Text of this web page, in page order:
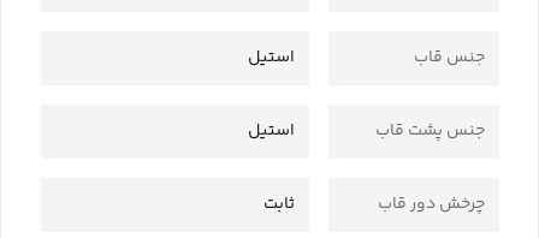
جنس قاب استیل
جنس پشت قاب استیل
چرخش دور قاب ثابت